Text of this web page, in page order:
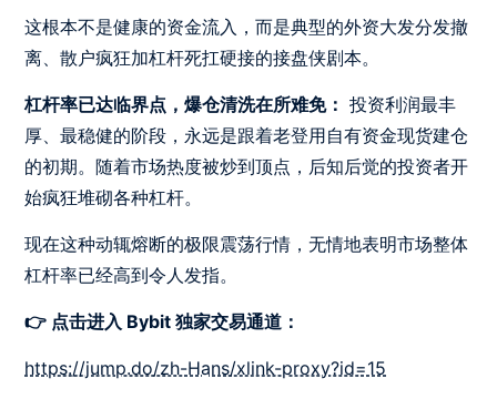
这根本不是健康的资金流入，而是典型的外资大发分发撤
离、散户疯狂加杠杆死扛硬接的接盘侠剧本。
杠杆率已达临界点，爆仓清洗在所难免： 投资利润最丰
厚、最稳健的阶段，永远是跟着老登用自有资金现货建仓
的初期。随着市场热度被炒到顶点，后知后觉的投资者开
始疯狂堆砌各种杠杆。
现在这种动辄熔断的极限震荡行情，无情地表明市场整体
杠杆率已经高到令人发指。
👉 点击进入 Bybit 独家交易通道：
https://jump.do/zh-Hans/xlink-proxy?id=15